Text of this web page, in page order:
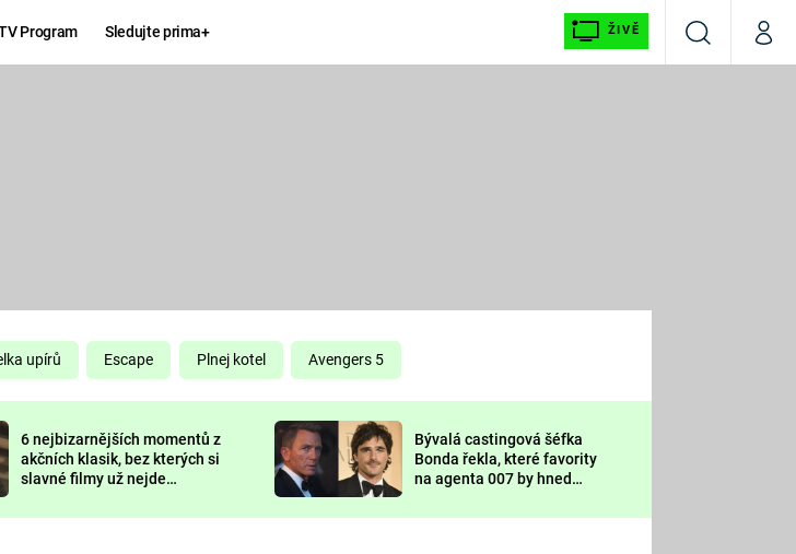
Program Sledujte prima+ ŽIVĚ
VyhledáváníMůj
KOMEDIE
CHUCK
NORRIS
DEADPOOL
Prima LAJK
Sledujte nás
upírů Escape Plnej kotel Avengers 5
6 nejbizarnějších momentů z
akčních klasik, bez kterých si
slavné filmy už nejde
Bývalá castingová šéfka
Bonda řekla, které favority
na agenta 007 by hned